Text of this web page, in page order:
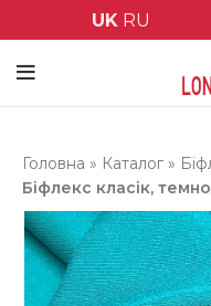
UK RU
Головна » Каталог »
Біфлекс класік,